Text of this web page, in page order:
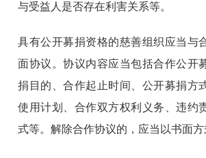
与受益人是否存在利害关系等。
具有公开募捐资格的慈善组织应当与
面协议。协议内容应当包括合作公开
捐目的、合作起止时间、公开募捐方
使用计划、合作双方权利义务、违约
式等。解除合作协议的，应当以书面方